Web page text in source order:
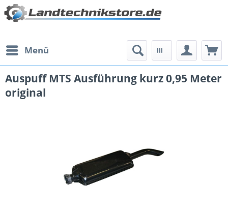
Menü
Auspuff MTS Ausführung kurz 0,95 Meter
original